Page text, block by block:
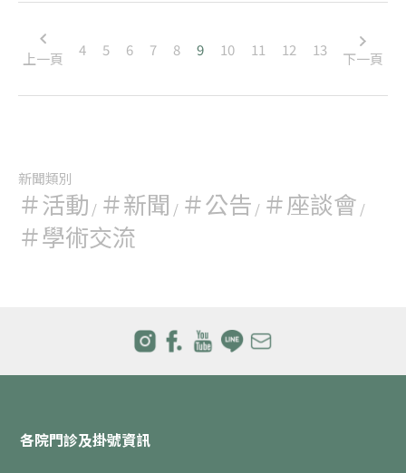
上一頁 4 5 6 7 8 9 10 11 12 13 下一頁
新聞類別
＃活動 / ＃新聞 / ＃公告 / ＃座談會 /
＃學術交流
各院門診及掛號資訊